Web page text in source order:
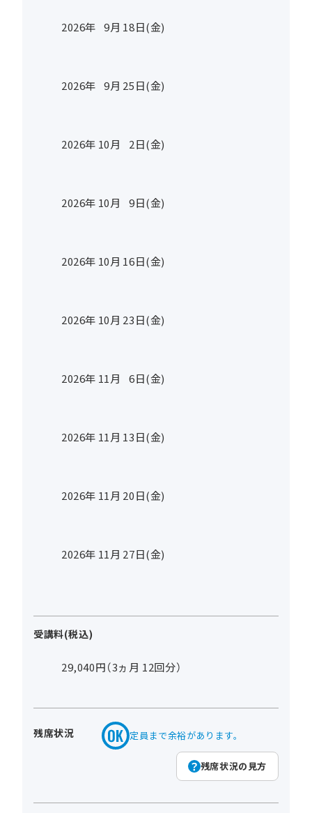
2026年 9月 18日(金)
2026年 9月 25日(金)
2026年 10月 2日(金)
2026年 10月 9日(金)
2026年 10月 16日(金)
2026年 10月 23日(金)
2026年 11月 6日(金)
2026年 11月 13日(金)
2026年 11月 20日(金)
2026年 11月 27日(金)
受講料(税込)
29,040円（3ヵ月 12回分）
残席状況 定員まで余裕があります。
残席状況の見方